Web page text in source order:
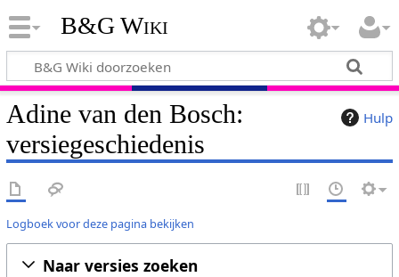
B&G Wiki
Hulp
Adine van den Bosch:
versiegeschiedenis
Logboek voor deze pagina bekijken
Naar versies zoeken